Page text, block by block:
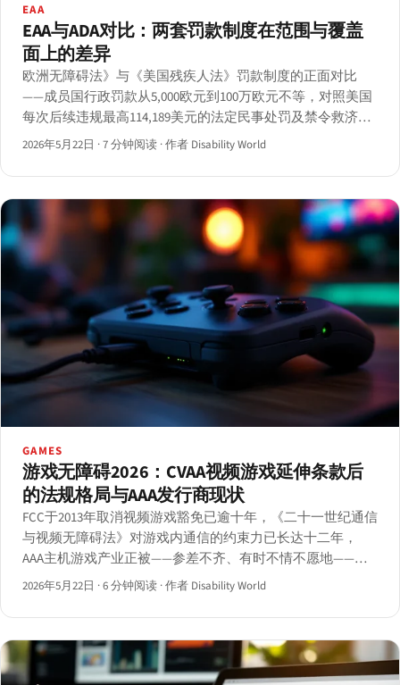
EAA
EAA与ADA对比：两套罚款制度在范围与覆盖
面上的差异
欧洲无障碍法》与《美国残疾人法》罚款制度的正面对比
——成员国行政罚款从5,000欧元到100万欧元不等，对照美国
每次后续违规最高114,189美元的法定民事处罚及禁令救济与
律师费。
2026年5月22日 ·7 分钟阅读 ·作者 Disability World
GAMES
游戏无障碍2026：CVAA视频游戏延伸条款后
的法规格局与AAA发行商现状
FCC于2013年取消视频游戏豁免已逾十年，《二十一世纪通信
与视频无障碍法》对游戏内通信的约束力已长达十二年，
AAA主机游戏产业正被——参差不齐、有时不情不愿地——纳
入可识别的无障碍功能基准。
2026年5月22日 ·6 分钟阅读 ·作者 Disability World